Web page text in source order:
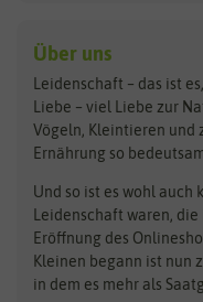
Kräutersamen
Obstsamen
Pilzbrut
Rasensamen
Steckzwiebeln
Zimmer & Kübelpflanzen
Kataloge
Schnäppchen
Anzucht &
Benary
Bingenheimer
Bionana
BIOWOL
Blumicorn
Bûten Birds
Über uns
Leidenschaft – das ist
Liebe – viel Liebe zur
Vögeln, Kleintieren und
Ernährung so
Und so ist es wohl auch
Leidenschaft waren,
Eröffnung des
Kleinen begann ist nun
in dem es mehr als